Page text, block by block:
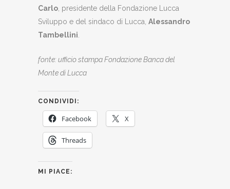
Carlo , presidente della Fondazione Lucca
Sviluppo e del sindaco di Lucca, Alessandro
Tambellini
fonte: ufficio stampa Fondazione Banca del
Monte di Lucca
CONDIVIDI:
Facebook X
Threads
MI PIACE: